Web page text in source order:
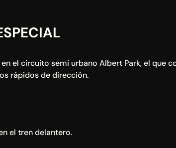
el circuito semi urbano Albert Park, el que
rápidos de dirección.
el tren delantero.